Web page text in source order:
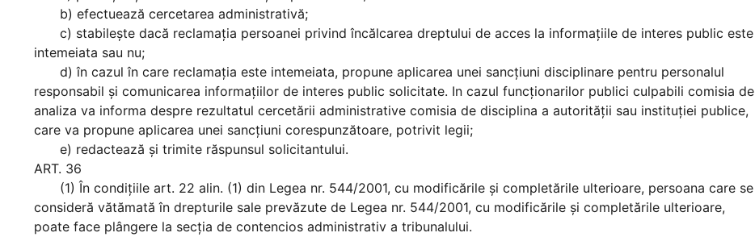
b) efectuează cercetarea administrativă;
c) stabileşte dacă reclamaţia persoanei privind încălcarea dreptului de acces la informaţiile de interes public este
intemeiata sau nu;
d) în cazul în care reclamaţia este intemeiata, propune aplicarea unei sancţiuni disciplinare pentru personalul
responsabil şi comunicarea informaţiilor de interes public solicitate. In cazul funcţionarilor publici culpabili comisia de
analiza va informa despre rezultatul cercetării administrative comisia de disciplina a autorităţii sau instituţiei publice,
care va propune aplicarea unei sancţiuni corespunzătoare, potrivit legii;
e) redactează şi trimite răspunsul solicitantului.
ART. 36
(1) În condiţiile art. 22 alin. (1) din Legea nr. 544/2001, cu modificările şi completările ulterioare, persoana care se
consideră vătămată în drepturile sale prevăzute de Legea nr. 544/2001, cu modificările şi completările ulterioare,
poate face plângere la secţia de contencios administrativ a tribunalului.